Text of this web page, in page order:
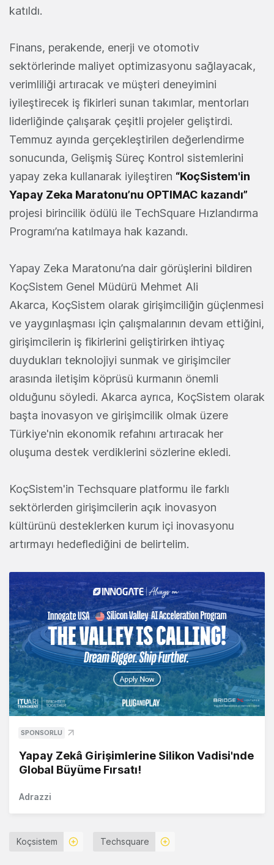
katıldı.
Finans, perakende, enerji ve otomotiv
sektörlerinde maliyet optimizasyonu sağlayacak,
verimliliği artıracak ve müşteri deneyimini
iyileştirecek iş fikirleri sunan takımlar, mentorları
liderliğinde çalışarak çeşitli projeler geliştirdi.
Temmuz ayında gerçekleştirilen değerlendirme
sonucunda, Gelişmiş Süreç Kontrol sistemlerini
yapay zeka kullanarak iyileştiren “KoçSistem'in
Yapay Zeka Maratonu’nu OPTIMAC kazandı”
projesi birincilik ödülü ile TechSquare Hızlandırma
Programı’na katılmaya hak kazandı.
Yapay Zeka Maratonu’na dair görüşlerini bildiren
KoçSistem Genel Müdürü Mehmet Ali
Akarca, KoçSistem olarak girişimciliğin güçlenmesi
ve yaygınlaşması için çalışmalarının devam ettiğini,
girişimcilerin iş fikirlerini geliştirirken ihtiyaç
duydukları teknolojiyi sunmak ve girişimciler
arasında iletişim köprüsü kurmanın önemli
olduğunu söyledi. Akarca ayrıca, KoçSistem olarak
başta inovasyon ve girişimcilik olmak üzere
Türkiye'nin ekonomik refahını artıracak her
oluşuma destek verdiklerini sözlerine ekledi.
KoçSistem'in Techsquare platformu ile farklı
sektörlerden girişimcilerin açık inovasyon
kültürünü desteklerken kurum içi inovasyonu
artırmayı hedeflediğini de belirtelim.
SPONSORLU
Yapay Zekâ Girişimlerine Silikon Vadisi'nde
Global Büyüme Fırsatı!
Adrazzi
Koçsistem Techsquare